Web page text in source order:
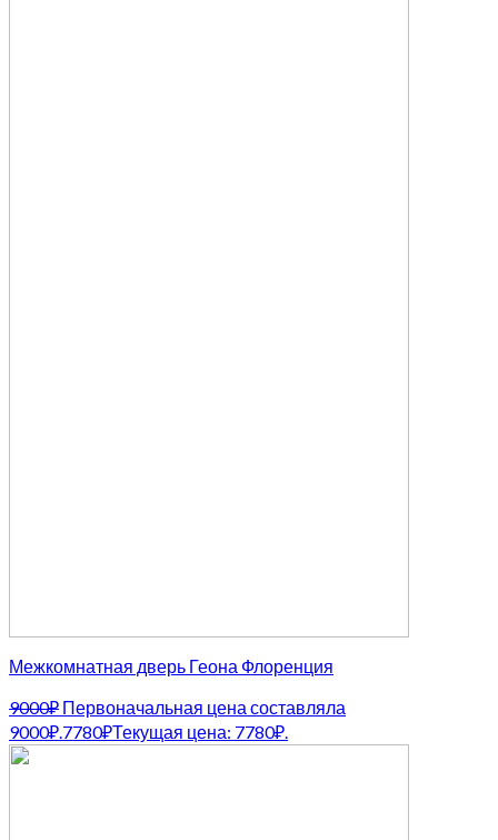
Межкомнатная дверь Геона Флоренция
9000₽ Первоначальная цена составляла
9000₽.7780₽Текущая цена: 7780₽.